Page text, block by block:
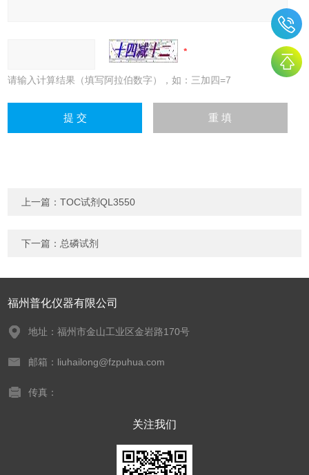
请输入计算结果（填写阿拉伯数字），如：三加四=7
上一篇：TOC试剂QL3550
下一篇： 总磷试剂
福州普化仪器有限公司
地址：福州市金山工业区金岩路170号
邮箱：liuhailong@fzpuhua.com
传真：
关注我们